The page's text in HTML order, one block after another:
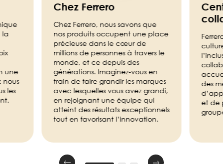
la
une
nous
les
Chez Ferrero
Chez Ferrero, nous savons que
nos produits occupent une place
précieuse dans le cœur de
millions de personnes à travers le
monde, et ce depuis des
générations. Imaginez-vous en
train de faire grandir les marques
avec lesquelles vous avez grandi,
en rejoignant une équipe qui
atteint des résultats exceptionnels
tout en favorisant l’innovation.
des
et de